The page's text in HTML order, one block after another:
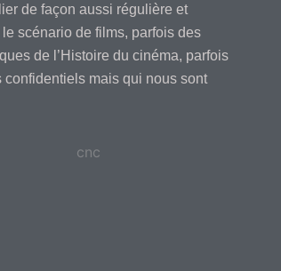
de façon aussi régulière et
scénario de films, parfois des
de l’Histoire du cinéma, parfois
confidentiels mais qui nous sont